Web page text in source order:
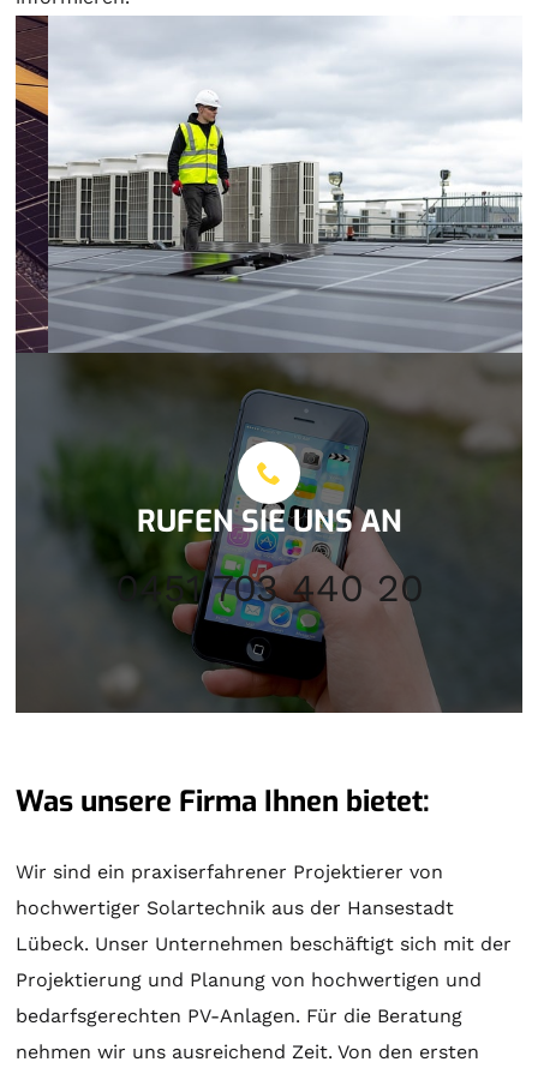
RUFEN SIE UNS AN
0451 703 440 20
Was unsere Firma Ihnen bietet:
Wir sind ein praxiserfahrener Projektierer von
hochwertiger Solartechnik aus der Hansestadt
Lübeck. Unser Unternehmen beschäftigt sich mit der
Projektierung und Planung von hochwertigen und
bedarfsgerechten PV-Anlagen. Für die Beratung
nehmen wir uns ausreichend Zeit. Von den ersten